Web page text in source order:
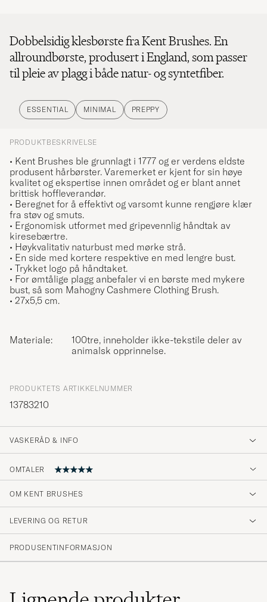
Dobbelsidig klesbørste fra Kent Brushes. En
allroundbørste, produsert i England, som passer
til pleie av plagg i både natur- og syntetfiber.
ESSENTIAL MINIMAL PREPPY
PRODUKTBESKRIVELSE
• Kent Brushes ble grunnlagt i 1777 og er verdens eldste
produsent hårbørster. Varemerket er kjent for sin høye
kvalitet og ekspertise innen området og er blant annet
brittisk hoffleverandør.
• Beregnet for å effektivt og varsomt kunne rengjøre klær
fra støv og smuts.
• Ergonomisk utformet med gripevennlig håndtak av
kiresebærtre.
• Høykvalitativ naturbust med mørke strå.
• En side med kortere respektive en med lengre bust.
• Trykket logo på håndtaket.
• For ømtålige plagg anbefaler vi en børste med mykere
bust, så som Mahogny Cashmere Clothing Brush.
• 27x5,5 cm.
Materiale:
100tre, inneholder ikke-tekstile deler av
animalsk opprinnelse.
PRODUKTETS ARTIKKELNUMMER
13783210
VASKERÅD & INFO
OMTALER
5
OM KENT BRUSHES
LEVERING OG RETUR
PRODUSENTINFORMASJON